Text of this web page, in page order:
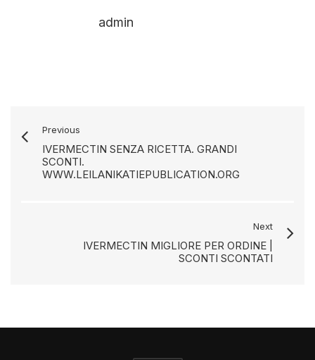
admin
Previous
IVERMECTIN SENZA RICETTA. GRANDI
SCONTI.
WWW.LEILANIKATIEPUBLICATION.ORG
Next
IVERMECTIN MIGLIORE PER ORDINE |
SCONTI SCONTATI